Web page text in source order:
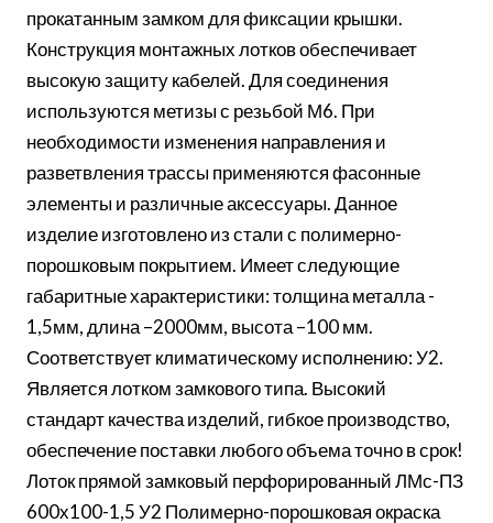
прокатанным замком для фиксации крышки.
Конструкция монтажных лотков обеспечивает
высокую защиту кабелей. Для соединения
используются метизы с резьбой М6. При
необходимости изменения направления и
разветвления трассы применяются фасонные
элементы и различные аксессуары. Данное
изделие изготовлено из стали с полимерно-
порошковым покрытием. Имеет следующие
габаритные характеристики: толщина металла -
1,5мм, длина –2000мм, высота –100 мм.
Соответствует климатическому исполнению: У2.
Является лотком замкового типа. Высокий
стандарт качества изделий, гибкое производство,
обеспечение поставки любого объема точно в срок!
Лоток прямой замковый перфорированный ЛМс-ПЗ
600х100-1,5 У2 Полимерно-порошковая окраска